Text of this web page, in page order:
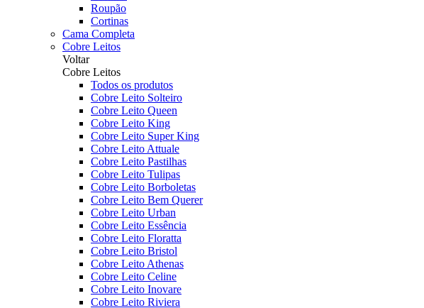
Roupão
Cortinas
Cama Completa
Cobre Leitos
Voltar
Cobre Leitos
Todos os produtos
Cobre Leito Solteiro
Cobre Leito Queen
Cobre Leito King
Cobre Leito Super King
Cobre Leito Attuale
Cobre Leito Pastilhas
Cobre Leito Tulipas
Cobre Leito Borboletas
Cobre Leito Bem Querer
Cobre Leito Urban
Cobre Leito Essência
Cobre Leito Floratta
Cobre Leito Bristol
Cobre Leito Athenas
Cobre Leito Celine
Cobre Leito Inovare
Cobre Leito Riviera